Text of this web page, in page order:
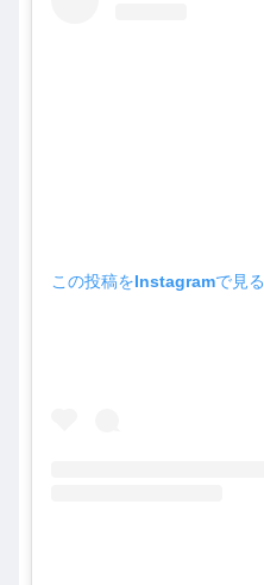
この投稿をInstagramで見る